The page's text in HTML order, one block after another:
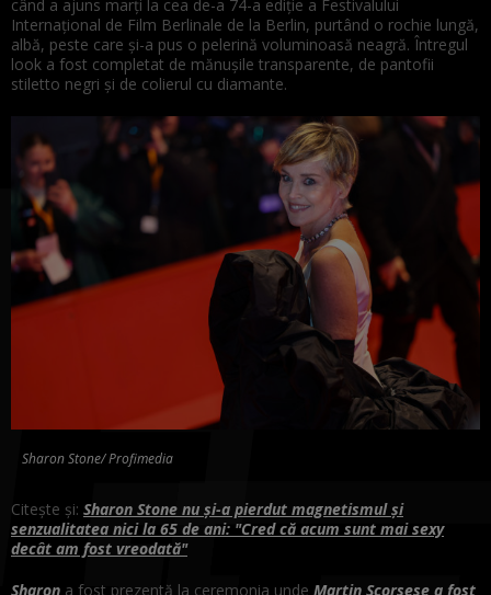
când a ajuns marți la cea de-a 74-a ediție a Festivalului
Internațional de Film Berlinale de la Berlin, purtând o rochie lungă,
albă, peste care și-a pus o pelerină voluminoasă neagră. Întregul
look a fost completat de mănușile transparente, de pantofii
stiletto negri și de colierul cu diamante.
Sharon Stone/ Profimedia
Citește și: Sharon Stone nu și-a pierdut magnetismul și
senzualitatea nici la 65 de ani: "Cred că acum sunt mai sexy
decât am fost vreodată"
Sharon a fost prezentă la ceremonia unde Martin Scorsese a fost